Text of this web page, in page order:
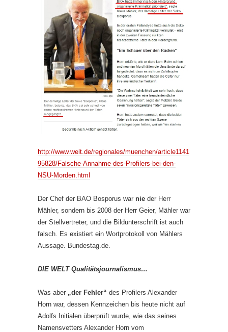
http://www.welt.de/regionales/muenchen/article1141
95828/Falsche-Annahme-des-Profilers-bei-den-
NSU-Morden.html
Der Chef der BAO Bosporus war nie der Herr
Mähler, sondern bis 2008 der Herr Geier, Mähler war
der Stellvertreter, und die Bildunterschrift ist auch
falsch. Es existiert ein Wortprotokoll von Mählers
Aussage. Bundestag.de.
DIE WELT Qualitätsjournalismus…
Was aber „der Fehler“ des Profilers Alexander
Horn war, dessen Kennzeichen bis heute nicht auf
Adolfs Initialen überprüft wurde, wie das seines
Namensvetters Alexander Horn vom